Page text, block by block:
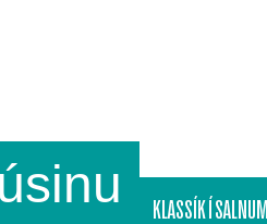
KLASSÍK Í SALNUM